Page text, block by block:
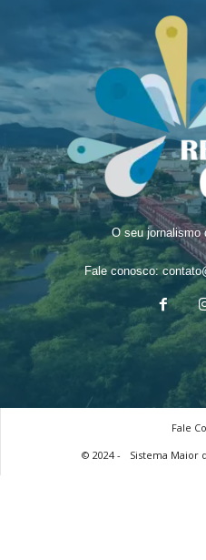
O seu jornalismo
Fale conosco:
Fale
© 2024 -
Sistema Maior